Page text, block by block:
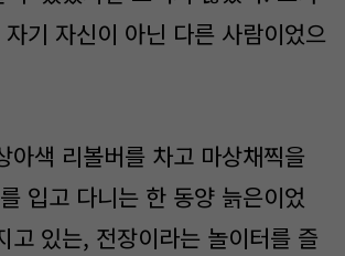
기 자신이 아닌 다른 사람이었으
아색 리볼버를 차고 마상채찍을
입고 다니는 한 동양 늙은이었
고 있는, 전장이라는 놀이터를 즐